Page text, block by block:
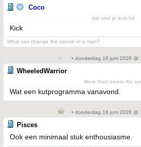
Coco
dat vind je leuk hè
Kick
What can change the nature of a man?
• donderdag 18 juni 2026 @
WheeledWarrior
More than meets the
Wat een kutprogramma vanavond.
• donderdag 18 juni 2026 @
Pisces
Ook een minimaal stuk enthousiasme.